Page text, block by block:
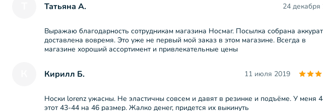
Татьяна А. 24 декабря
Выражаю благодарность сотрудникам магазина Носмаг. Посылка собрана
доставлена вовремя. Это уже не первый мой заказ в этом магазине. Всегда в
магазине хороший ассортимент и привлекательные цены
Кирилл Б. 11 июля 2019
Носки lorenz ужасны. Не эластичны совсем и давят в резинке и подъёме. У меня
этот 43-44 на 46 размер. Жалко денег, придется их выкинуть